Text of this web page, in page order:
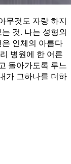
무것도 자랑 하지
것. 나는 성형외
인체의 아름다
병원에 한 어른
돌아가도록 루느
가 그하나를 더하